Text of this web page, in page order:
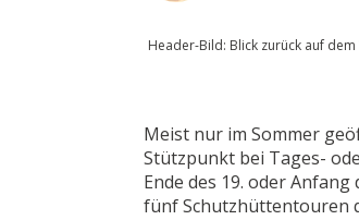
Header-Bild: Blick zurück auf
Meist nur im Sommer
Stützpunkt bei Tages-
Ende des 19. oder
fünf Schutzhüttentouren